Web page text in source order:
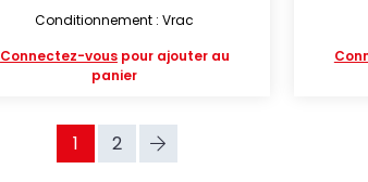
Conditionnement : Vrac
Connectez-vouspour ajouter au
panier
1 2